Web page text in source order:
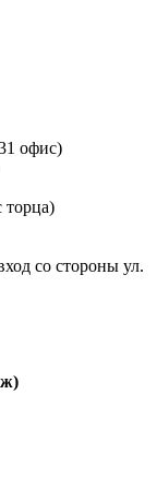
офис)
торца)
со стороны ул.